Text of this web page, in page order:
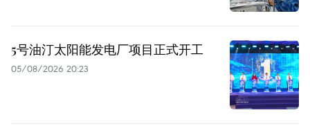
5号油汀太阳能发电厂项目正式开工
05/08/2026 20:23